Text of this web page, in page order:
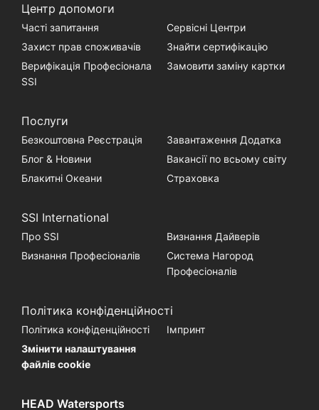
Центр допомоги
Часті запитання
Сервісні Центри
Захист прав споживачів
Знайти сертифікацію
Верифікація Професіонала
SSI
Замовити заміну картки
Послуги
Безкоштовна Реєстрація
Завантаження Додатка
Блог & Новини
Вакансії по всьому світу
Блакитні Океани
Страховка
SSI International
Про SSI
Визнання Дайверів
Визнання Професіоналів
Система Нагород
Професіоналів
Політика конфіденційності
Політика конфіденційності
Імпринт
Змінити налаштування
файлів cookie
HEAD Watersports